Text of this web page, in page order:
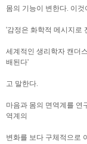
몸의 기능이 변한다. 이
'감정은 화학적 메시지로
세계적인 생리학자 캔더
배된다'
고 말한다.
마음과 몸의 면역계를 연
역계의
변화를 보다 구체적으로